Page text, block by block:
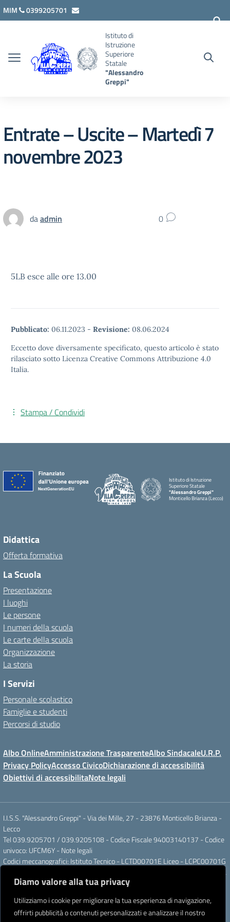
Diamo valore alla tua privacy
Utilizziamo i cookie per migliorare la tua esperienza di navigazione,
offrirti pubblicità o contenuti personalizzati e analizzare il nostro
Vai ai contenuti
Vai al menu di navigazione
Vai al footer
MIM
0399205701
Istituto di
Istruzione
Superiore
Statale
"Alessandro
Greppi"
Entrate – Uscite – Martedì 7
novembre 2023
daadmin 0
5LB esce alle ore 13.00
Pubblicato: 06.11.2023 - Revisione: 08.06.2024
Eccetto dove diversamente specificato, questo articolo è stato
rilasciato sotto Licenza Creative Commons Attribuzione 4.0
Italia.
Stampa / Condividi
Istituto di Istruzione
Superiore Statale
"Alessandro Greppi"
Monticello Brianza (Lecco)
Didattica
Offerta formativa
La Scuola
Presentazione
I luoghi
Le persone
I numeri della scuola
Le carte della scuola
Organizzazione
La storia
I Servizi
Personale scolastico
Famiglie e studenti
Percorsi di studio
Albo OnlineAmministrazione TrasparenteAlbo SindacaleU.R.P.
Privacy PolicyAccesso CivicoDichiarazione di accessibilità
Obiettivi di accessibilitaNote legali
I.I.S.S. "Alessandro Greppi" - Via dei Mille, 27 - 23876 Monticello Brianza -
Lecco
Tel 039.9205701 / 039.9205108 - Codice Fiscale 94003140137 - Codice
univoco: UFCM6Y - Note legali
Codici meccanografici: Istituto Tecnico - LCTD00701E Liceo - LCPC00701G
Posta elettronica ordinaria: LCIS007008@ISTRUZIONE.IT Posta elettronica
certificata: LCIS007008@PEC.ISTRUZIONE.IT
Intestato a: Istituto di Istruzione Secondaria Superiore A. Greppi
Partner tecnologicoCreative Software Lab S.r.l.